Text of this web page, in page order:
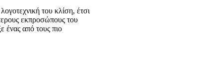
του κλίση, έτσι
εκπροσώπους του
ένας από τους πιο